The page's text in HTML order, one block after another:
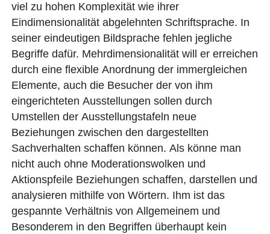
viel zu hohen Komplexität wie ihrer
Eindimensionalität abgelehnten Schriftsprache. In
seiner eindeutigen Bildsprache fehlen jegliche
Begriffe dafür. Mehrdimensionalität will er erreichen
durch eine flexible Anordnung der immergleichen
Elemente, auch die Besucher der von ihm
eingerichteten Ausstellungen sollen durch
Umstellen der Ausstellungstafeln neue
Beziehungen zwischen den dargestellten
Sachverhalten schaffen können. Als könne man
nicht auch ohne Moderationswolken und
Aktionspfeile Beziehungen schaffen, darstellen und
analysieren mithilfe von Wörtern. Ihm ist das
gespannte Verhältnis von Allgemeinem und
Besonderem in den Begriffen überhaupt kein